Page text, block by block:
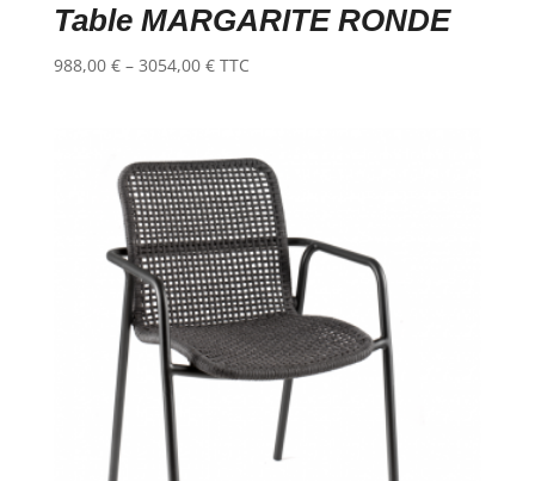
Table MARGARITE RONDE
988,00 €– 3054,00 € TTC